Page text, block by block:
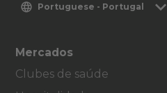
Portuguese - Portugal
Mercados
Clubes de saúde